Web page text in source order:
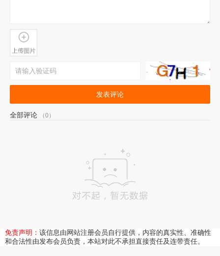
发表评论
全部评论 （0）
免责声明： 该信息由网站注册会员自行提供，内容的真实性、准确性
和合法性由发布会员负责，本站对此不承担直接责任及连带责任。